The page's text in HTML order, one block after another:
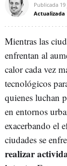
Publicada
Actualizada
Mientras las
enfrentan al
calor cada vez
tecnológicos
quienes luchan
en entornos
exacerbando el
ciudades se
realizar